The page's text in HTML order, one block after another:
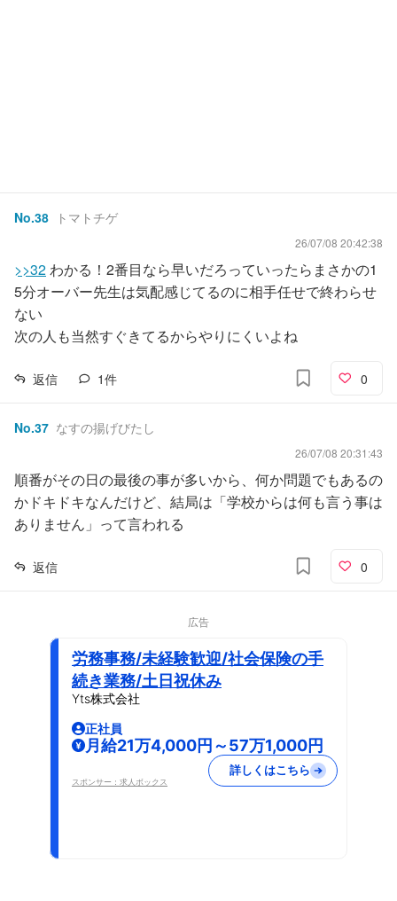
No.38 トマトチゲ
26/07/08 20:42:38
>>32わかる！2番目なら早いだろっていったらまさかの1
5分オーバー先生は気配感じてるのに相手任せで終わらせ
ない
次の人も当然すぐきてるからやりにくいよね
返信 1件 0
No.37 なすの揚げびたし
26/07/08 20:31:43
順番がその日の最後の事が多いから、何か問題でもあるの
かドキドキなんだけど、結局は「学校からは何も言う事は
ありません」って言われる
返信 0
広告
労務事務/未経験歓迎/社会保険の手
続き業務/土日祝休み
Yts株式会社
正社員
月給21万4,000円～57万1,000円
スポンサー：求人ボックス
詳しくはこちら